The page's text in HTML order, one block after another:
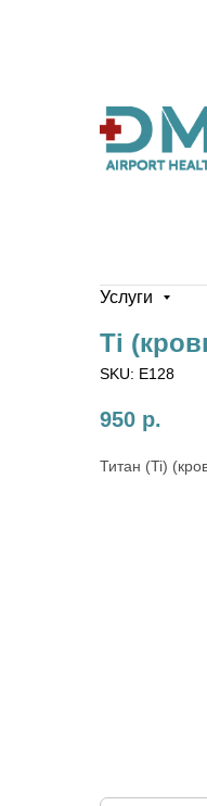
Услуги
Ti
SKU: E128
950 р.
Титан (Ti)